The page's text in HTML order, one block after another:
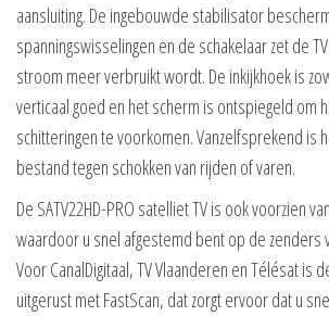
aansluiting. De ingebouwde stabilisator
spanningswisselingen en de schakelaar zet de
stroom meer verbruikt wordt. De inkijkhoek is
verticaal goed en het scherm is ontspiegeld om
schitteringen te voorkomen. Vanzelfsprekend is
bestand tegen schokken van rijden of varen.
De SATV22HD-PRO satelliet TV is ook voorzien
waardoor u snel afgestemd bent op de zenders
Voor CanalDigitaal, TV Vlaanderen en Télésat is
uitgerust met FastScan, dat zorgt ervoor dat u